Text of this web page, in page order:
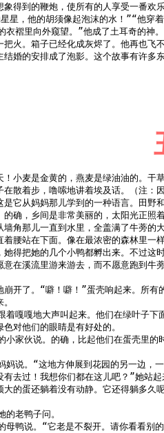
得到的鞭炮，使所有的人享受一番欢
星，他的胡须像起泡沫的水！”“他穿
衣褶里向外窥望。”他成了土耳奇的神
火。箱子已经化成灰烬了。他再也飞
婚的安排成了泡影。这个故事有许多
小麦是金黄的，燕麦是绿油油的。干
散着步，噜嗦地讲着埃及话。（注：
它从妈妈那儿学到的一种语言。田野
确，乡间是非常美丽的，太阳光正照
角那儿一直到水里，全盖满了牛蒡的
腰站在下面。像在最浓密的森林里一
得把她的几个小鸭都孵出来。不过这
在溪流里游来游去，而不愿意跑到牛
开了。“噼！噼！”蛋壳响起来。所有
嘎嘎地大声叫起来。他们在绿叶子下
对他们的眼睛是有好处的。
家伙说。的确，比起他们在蛋壳里的
说。“这地方伸展到花园的另一边，
有去过！我想你们都在这儿吧？”她站
的蛋还躺着没有动静。它还得躺多久
老鸭子问。
鸭说。“它老是不裂开。请你看看别